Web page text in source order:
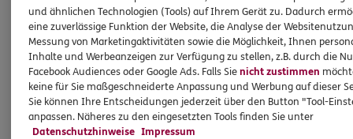
Kontakt aufnehmen
HINWEIS
Wichtiges aus dem Vermittlerrecht
und ähnlichen Technologien (Tools) auf Ihrem Gerät zu. Dadurch
eine zuverlässige Funktion der Website, die Analyse der
Messung von Marketingaktivitäten sowie die Möglichkeit, Ihnen
Inhalte und Werbeanzeigen zur Verfügung zu stellen, z.B. durch die
Facebook Audiences oder Google Ads. Falls Sienicht zustimmen
keine für Sie maßgeschneiderte Anpassung und Werbung auf dieser
Sie können Ihre Entscheidungen jederzeit über den Button "Tool-
anpassen. Näheres zu den eingesetzten Tools finden Sie unter
Datenschutzhinweise Impressum